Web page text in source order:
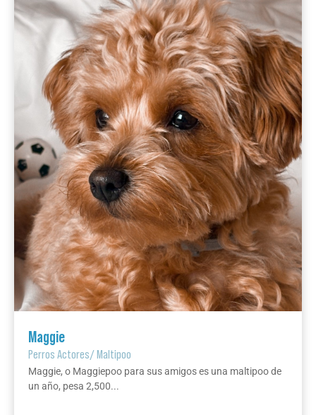
Maggie
Perros Actores/Maltipoo
Maggie, o Maggiepoo para sus amigos es una maltipoo de
un año, pesa 2,500...